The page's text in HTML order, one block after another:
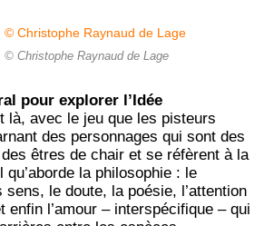
© Christophe Raynaud de Lage
pour explorer l’Idée
là, avec le jeu que les pisteurs
des personnages qui sont des
êtres de chair et se réfèrent à la
qu’aborde la philosophie : le
sens, le doute, la poésie, l’attention
enfin l’amour – interspécifique – qui